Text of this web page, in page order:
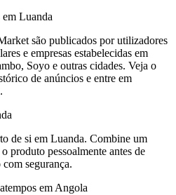
Luanda
são publicados por utilizadores
e empresas estabelecidas em
Soyo e outras cidades. Veja o
de anúncios e entre em
de si em Luanda. Combine um
produto pessoalmente antes de
segurança.
em Angola